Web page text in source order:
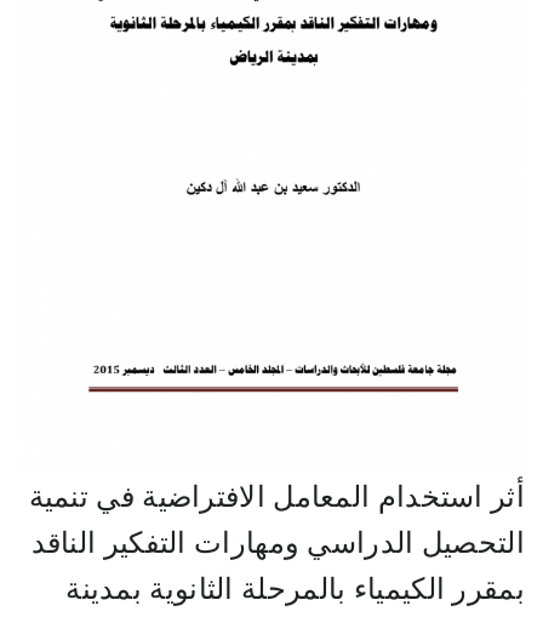
أثر استخدام المعامل الافتراضية في تنمية
التحصيل الدراسي ومهارات التفكير الناقد
بمقرر الكيمياء بالمرحلة الثانوية بمدينة